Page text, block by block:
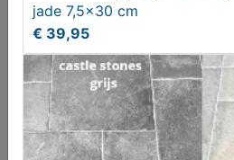
Enkele radiator
T.e.a.b.
jade 7,5x30 cm
€ 39,95